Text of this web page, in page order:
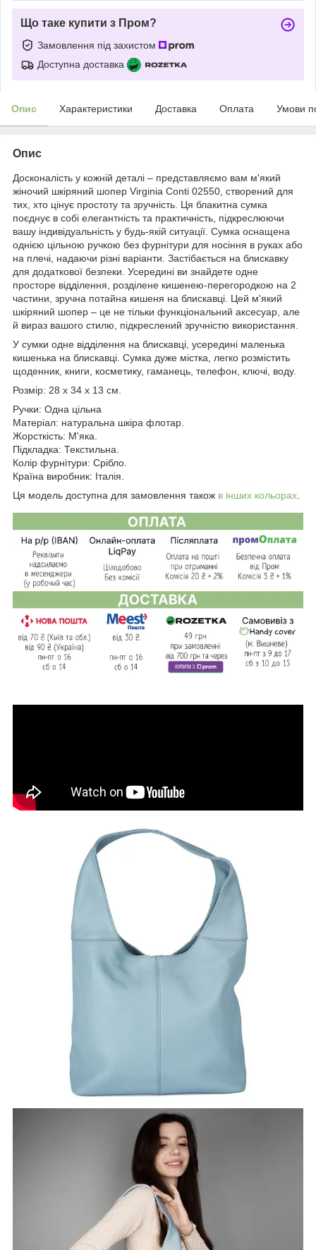
Що таке купити з Пром?
Замовлення під захистом
Доступна доставка
Опис Характеристики Доставка Оплата Умови
Опис
Досконалість у кожній деталі – представляємо вам м'який
жіночий шкіряний шопер Virginia Conti 02550, створений для
тих, хто цінує простоту та зручність. Ця блакитна сумка
поєднує в собі елегантність та практичність, підкреслюючи
вашу індивідуальність у будь-якій ситуації. Сумка оснащена
однією цільною ручкою без фурнітури для носіння в руках або
на плечі, надаючи різні варіанти. Застібається на блискавку
для додаткової безпеки. Усередині ви знайдете одне
просторе відділення, розділене кишенею-перегородкою на 2
частини, зручна потайна кишеня на блискавці. Цей м'який
шкіряний шопер – це не тільки функціональний аксесуар, але
й вираз вашого стилю, підкреслений зручністю використання.
У сумки одне відділення на блискавці, усередині маленька
кишенька на блискавці. Сумка дуже містка, легко розмістить
щоденник, книги, косметику, гаманець, телефон, ключі, воду.
Розмір: 28 x 34 x 13 см.
Ручки: Одна цільна
Матеріал: натуральна шкіра флотар.
Жорсткість: М'яка.
Підкладка: Текстильна.
Колір фурнітури: Срібло.
Країна виробник: Італія.
Ця модель доступна для замовлення також в інших кольорах